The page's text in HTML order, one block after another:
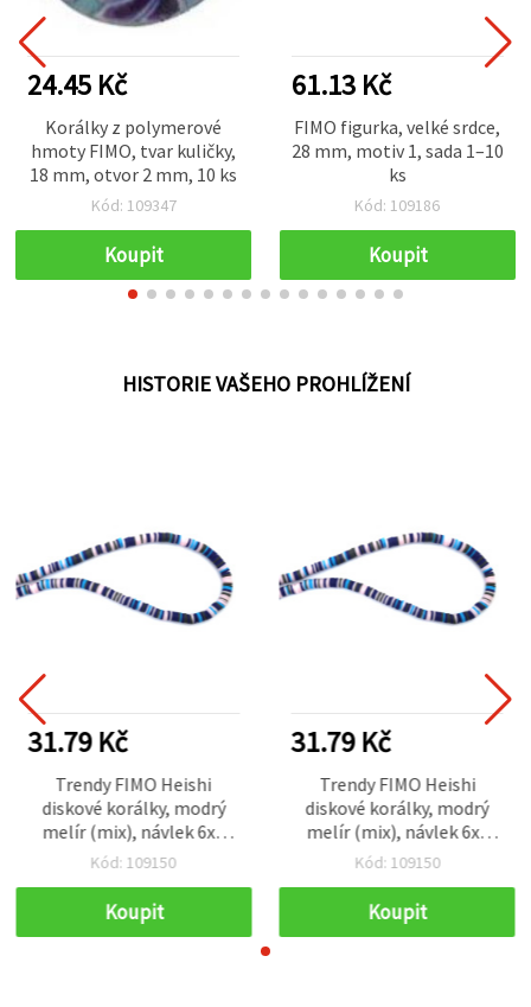
24.45 Kč
Korálky z polymerové
hmoty FIMO, tvar kuličky,
18 mm, otvor 2 mm, 10 ks
Kód: 109347
Koupit
61.13 Kč
FIMO figurka, velké srdce,
28 mm, motiv 1, sada 1–10
ks
Kód: 109186
Koupit
HISTORIE VAŠEHO PROHLÍŽENÍ
31.79 Kč
Trendy FIMO Heishi
diskové korálky, modrý
melír (mix), návlek 6x1
mm, otvor 2 mm –
kreativní tvoření a DIY,
~350 ks
Kód: 109150
Koupit
31.79 Kč
Trendy FIMO Heishi
diskové korálky, modrý
melír (mix), návlek 6x1
mm, otvor 2 mm –
kreativní tvoření a DIY,
~350 ks
Kód: 109150
Koupit